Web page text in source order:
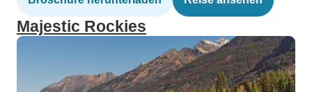
Majestic Rockies